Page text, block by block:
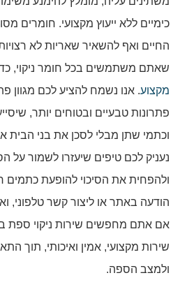
כימיים ללא ייעוץ מקצועי. חומרים
החיים ואף להשאיר שאריות לא
שאתם משתמשים בכל חומר ניקוי,
מקצוע. אנו נשמח להציע לכם מגוון
פתרונות טבעיים ובטוחים יותר,
וכתמי שתן מבלי לסכן את בני הבית
נעניק לכם טיפים שיעזרו לשמור על
ולהפחית את הסיכוי להופעת כתמים
הודעה באתר או ליצור קשר טלפוני,
אם אתם מחפשים שירות ניקוי ספת
שירות מקצועי, אמין ואיכותי, תוך
ולמצב הספה.